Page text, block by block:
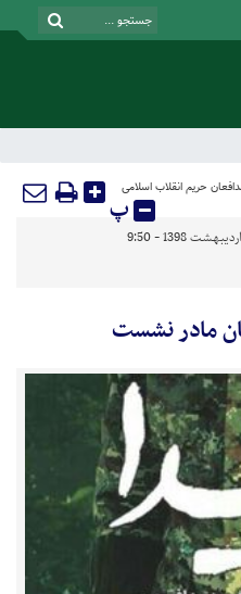
حریم انقلاب اسلامی
پ
مادر نشست